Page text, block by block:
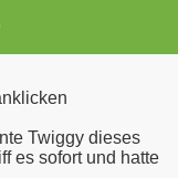
Twiggy dieses
es sofort und hatte